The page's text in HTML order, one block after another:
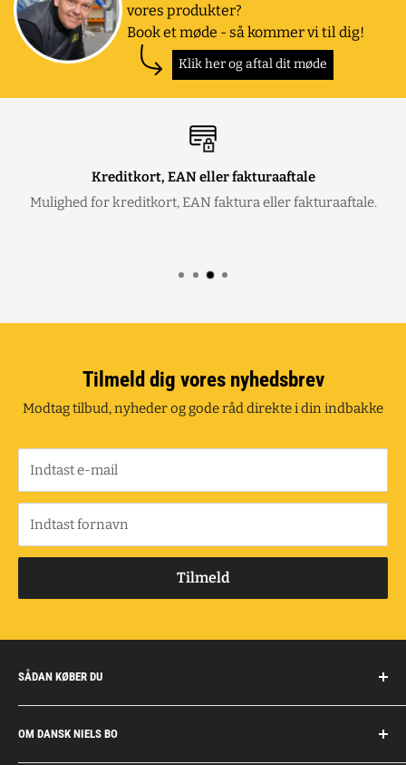
vores produkter?
Book et møde - så kommer vi til dig!
Klik her og aftal dit møde
Kreditkort, EAN eller fakturaaftale
Mulighed for kreditkort, EAN faktura eller fakturaaftale.
Tilmeld dig vores nyhedsbrev
Modtag tilbud, nyheder og gode råd direkte i din indbakke
Indtast e-mail
Indtast fornavn
Tilmeld
SÅDAN KØBER DU
Handelsbetingelser
Fragt og retur
OM DANSK NIELS BO